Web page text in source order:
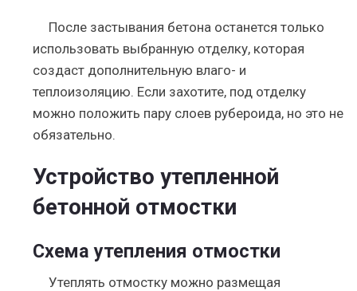
После застывания бетона останется только
использовать выбранную отделку, которая
создаст дополнительную влаго- и
теплоизоляцию. Если захотите, под отделку
можно положить пару слоев рубероида, но это не
обязательно.
Устройство утепленной
бетонной отмостки
Схема утепления отмостки
Утеплять отмостку можно размещая